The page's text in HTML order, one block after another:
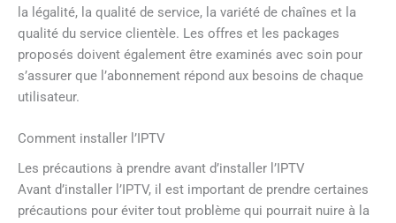
la légalité, la qualité de service, la variété de chaînes et la
qualité du service clientèle. Les offres et les packages
proposés doivent également être examinés avec soin pour
s’assurer que l’abonnement répond aux besoins de chaque
utilisateur.
Comment installer l’IPTV
Les précautions à prendre avant d’installer l’IPTV
Avant d’installer l’IPTV, il est important de prendre certaines
précautions pour éviter tout problème qui pourrait nuire à la